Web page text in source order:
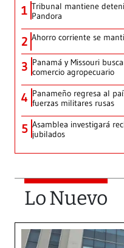
1 Tribunal mantiene
Pandora
2 Ahorro corriente se
3 Panamá y Missouri
comercio agropecuario
4 Panameño regresa al
fuerzas militares rusas
5 Asamblea investigará
jubilados
Lo Nuevo